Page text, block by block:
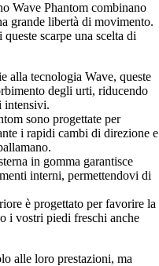
Wave Phantom combinano
grande libertà di movimento.
scarpe una scelta di
alla tecnologia Wave, queste
degli urti, riducendo
intensivi.
sono progettate per
i rapidi cambi di direzione e
in gomma garantisce
interni, permettendovi di
è progettato per favorire la
i vostri piedi freschi anche
alle loro prestazioni, ma